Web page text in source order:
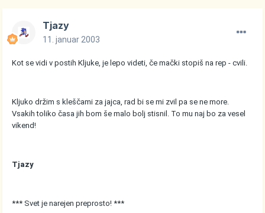
Tjazy
11. januar 2003
Kot se vidi v postih Kljuke, je lepo videti, če mački stopiš na rep - cvili.
Kljuko držim s kleščami za jajca, rad bi se mi zvil pa se ne more.
Vsakih toliko časa jih bom še malo bolj stisnil. To mu naj bo za vesel
vikend!
Tjazy
*** Svet je narejen preprosto! ***